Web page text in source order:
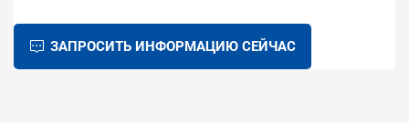
ЗАПРОСИТЬ ИНФОРМАЦИЮ СЕЙЧАС